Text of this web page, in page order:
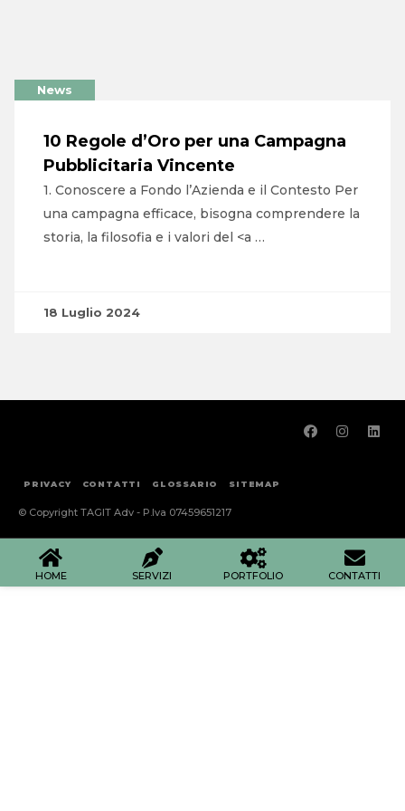
News
10 Regole d’Oro per una Campagna
Pubblicitaria Vincente
1. Conoscere a Fondo l’Azienda e il Contesto Per
una campagna efficace, bisogna comprendere la
storia, la filosofia e i valori del <a …
18 Luglio 2024
© Copyright TAGIT Adv - P.Iva 07459651217
PRIVACY CONTATTI GLOSSARIO SITEMAP
HOME SERVIZI PORTFOLIO CONTATTI